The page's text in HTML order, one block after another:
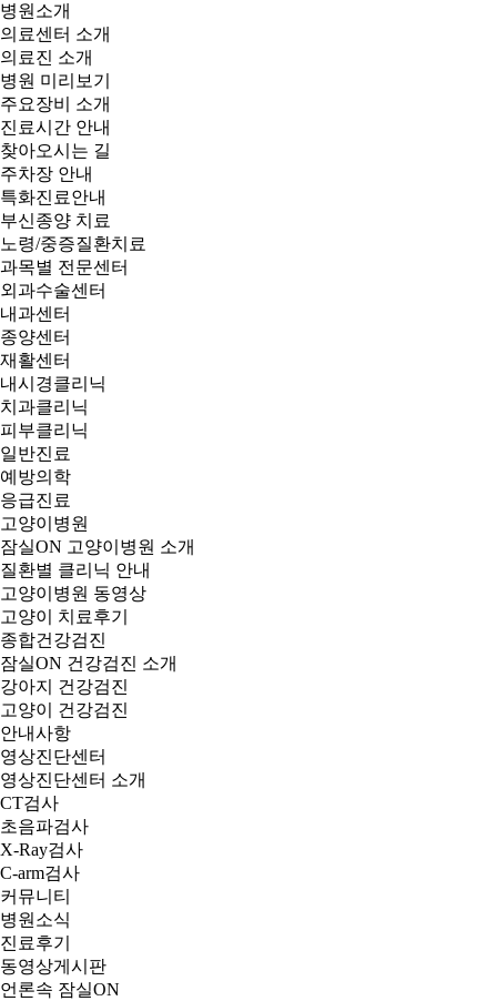
병원소개
의료센터 소개
의료진 소개
병원 미리보기
주요장비 소개
진료시간 안내
찾아오시는 길
주차장 안내
특화진료안내
부신종양 치료
노령/중증질환치료
과목별 전문센터
외과수술센터
내과센터
종양센터
재활센터
내시경클리닉
치과클리닉
피부클리닉
일반진료
예방의학
응급진료
고양이병원
잠실ON 고양이병원 소개
질환별 클리닉 안내
고양이병원 동영상
고양이 치료후기
종합건강검진
잠실ON 건강검진 소개
강아지 건강검진
고양이 건강검진
안내사항
영상진단센터
영상진단센터 소개
CT검사
초음파검사
X-Ray검사
C-arm검사
커뮤니티
병원소식
진료후기
동영상게시판
언론속 잠실ON